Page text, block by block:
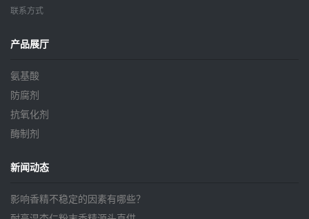
联系方式
产品展厅
氨基酸
防腐剂
抗氧化剂
酶制剂
新闻动态
影响香精不稳定的因素有哪些？